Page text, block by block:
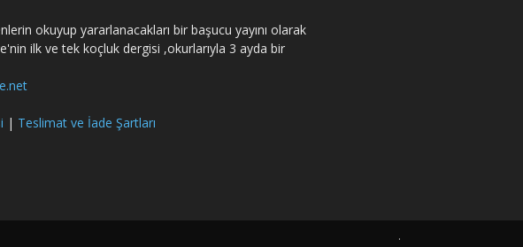
okuyup yararlanacakları bir başucu yayını olarak
ilk ve tek koçluk dergisi ,okurlarıyla 3 ayda bir
| Teslimat ve İade Şartları
.